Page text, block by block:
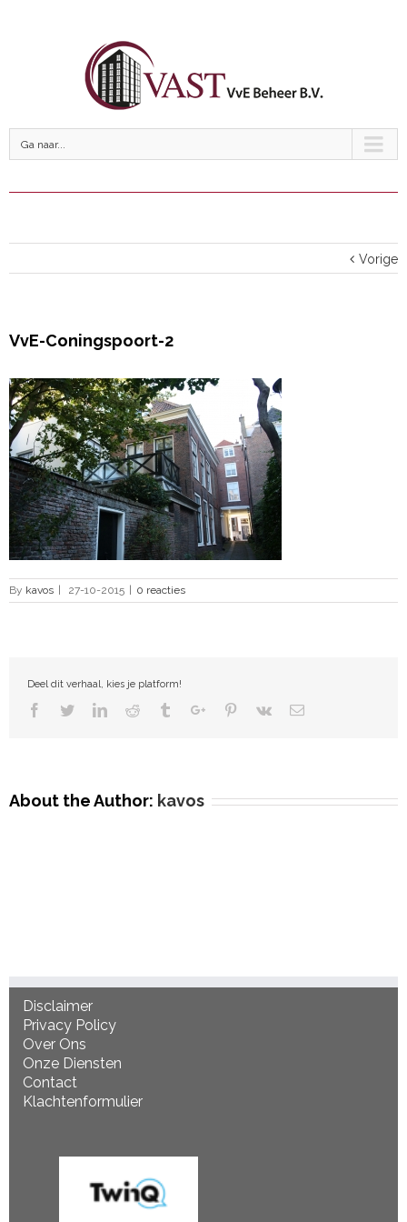
Ga naar...
Vorige
VvE-Coningspoort-2
By kavos 27-10-2015 0 reacties
Deel dit verhaal, kies je platform!
Facebook
TwitterLinkedinReddit TumblrGoogle+Pinterest
Vk Email
About the Author: kavos
Disclaimer
Privacy Policy
Over Ons
Onze Diensten
Contact
Klachtenformulier